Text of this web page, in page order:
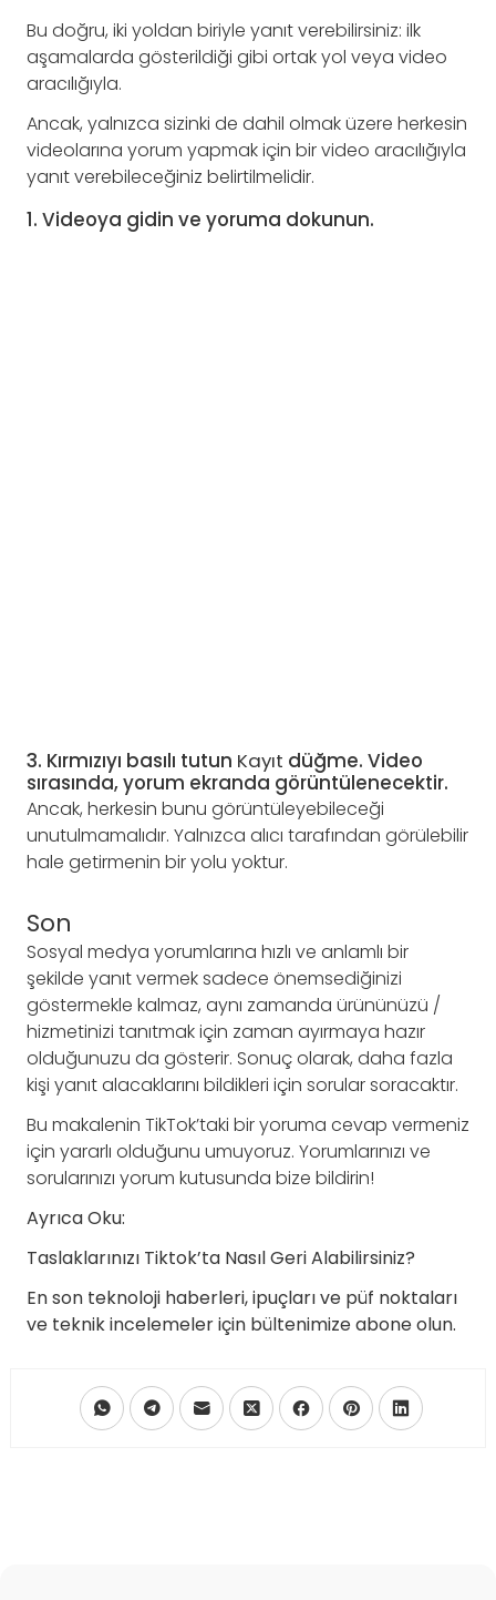
Bu doğru, iki yoldan biriyle yanıt verebilirsiniz: ilk
aşamalarda gösterildiği gibi ortak yol veya video
aracılığıyla.
Ancak, yalnızca sizinki de dahil olmak üzere herkesin
videolarına yorum yapmak için bir video aracılığıyla
yanıt verebileceğiniz belirtilmelidir.
1. Videoya gidin ve yoruma dokunun.
3. Kırmızıyı basılı tutun Kayıt düğme. Video
sırasında, yorum ekranda görüntülenecektir.
Ancak, herkesin bunu görüntüleyebileceği
unutulmamalıdır. Yalnızca alıcı tarafından görülebilir
hale getirmenin bir yolu yoktur.
Son
Sosyal medya yorumlarına hızlı ve anlamlı bir
şekilde yanıt vermek sadece önemsediğinizi
göstermekle kalmaz, aynı zamanda ürününüzü /
hizmetinizi tanıtmak için zaman ayırmaya hazır
olduğunuzu da gösterir. Sonuç olarak, daha fazla
kişi yanıt alacaklarını bildikleri için sorular soracaktır.
Bu makalenin TikTok’taki bir yoruma cevap vermeniz
için yararlı olduğunu umuyoruz. Yorumlarınızı ve
sorularınızı yorum kutusunda bize bildirin!
Ayrıca Oku:
Taslaklarınızı Tiktok’ta Nasıl Geri Alabilirsiniz?
En son teknoloji haberleri, ipuçları ve püf noktaları
ve teknik incelemeler için bültenimize abone olun.